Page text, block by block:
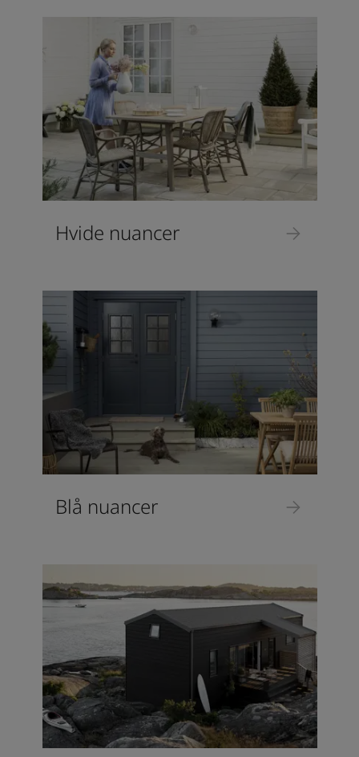
Hvide nuancer
Blå nuancer